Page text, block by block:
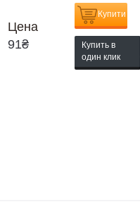
Цена
91₴
Купити
Купить в
один клик